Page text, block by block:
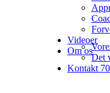
Videoer
Om os
Det
Kontakt